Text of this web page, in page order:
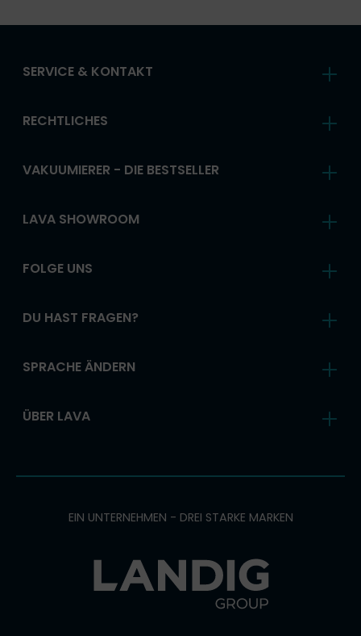
SERVICE & KONTAKT
RECHTLICHES
VAKUUMIERER - DIE BESTSELLER
LAVA SHOWROOM
FOLGE UNS
DU HAST FRAGEN?
SPRACHE ÄNDERN
ÜBER LAVA
EIN UNTERNEHMEN - DREI STARKE MARKEN